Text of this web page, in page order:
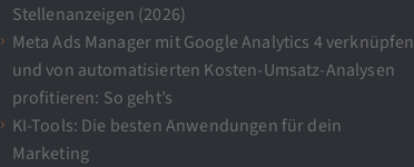
Stellenanzeigen (2026)
Meta Ads Manager mit Google Analytics 4 verknüpfen
und von automatisierten Kosten-Umsatz-Analysen
profitieren: So geht’s
KI-Tools: Die besten Anwendungen für dein
Marketing